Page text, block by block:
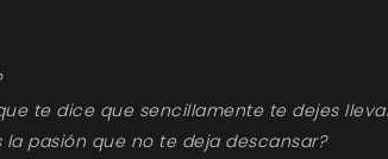
te dice que sencillamente te dejes
la pasión que no te deja descansar?